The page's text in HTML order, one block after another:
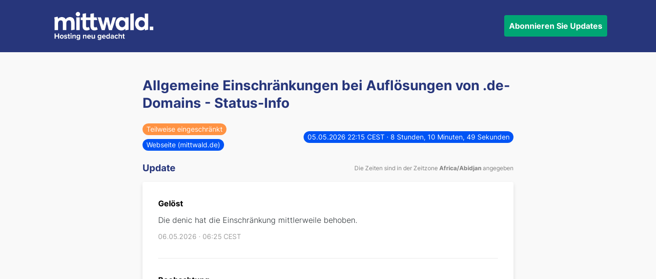
Abonnieren Sie Updates
Allgemeine Einschränkungen bei Auflösungen von .de-
Domains - Status-Info
Teilweise eingeschränkt
Webseite (mittwald.de)
05.05.2026 22:15 CEST · 8 Stunden, 10 Minuten, 49 Sekunden
Update Die Zeiten sind in der Zeitzone Africa/Abidjan angegeben
Gelöst
Die denic hat die Einschränkung mittlerweile behoben.
06.05.2026 · 06:25 CEST